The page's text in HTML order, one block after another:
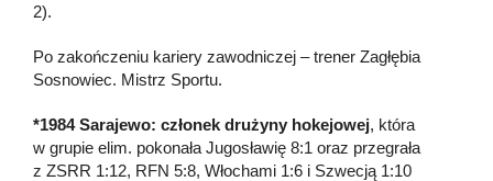
2).
Po zakończeniu kariery zawodniczej – trener Zagłębia
Sosnowiec. Mistrz Sportu.
*1984 Sarajewo: członek drużyny hokejowej, która
w grupie elim. pokonała Jugosławię 8:1 oraz przegrała
z ZSRR 1:12, RFN 5:8, Włochami 1:6 i Szwecją 1:10